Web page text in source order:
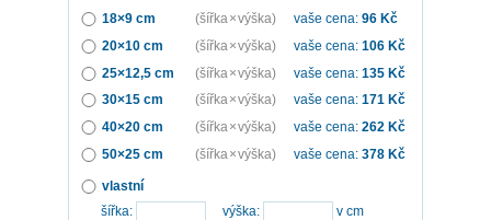
18×9 cm
(šířka × výška) vaše cena: 96 Kč
20×10 cm
(šířka × výška) vaše cena: 106 Kč
25×12,5 cm
(šířka × výška) vaše cena: 135 Kč
30×15 cm
(šířka × výška) vaše cena: 171 Kč
40×20 cm
(šířka × výška) vaše cena: 262 Kč
50×25 cm
(šířka × výška) vaše cena: 378 Kč
vlastní
šířka:
výška:
v cm